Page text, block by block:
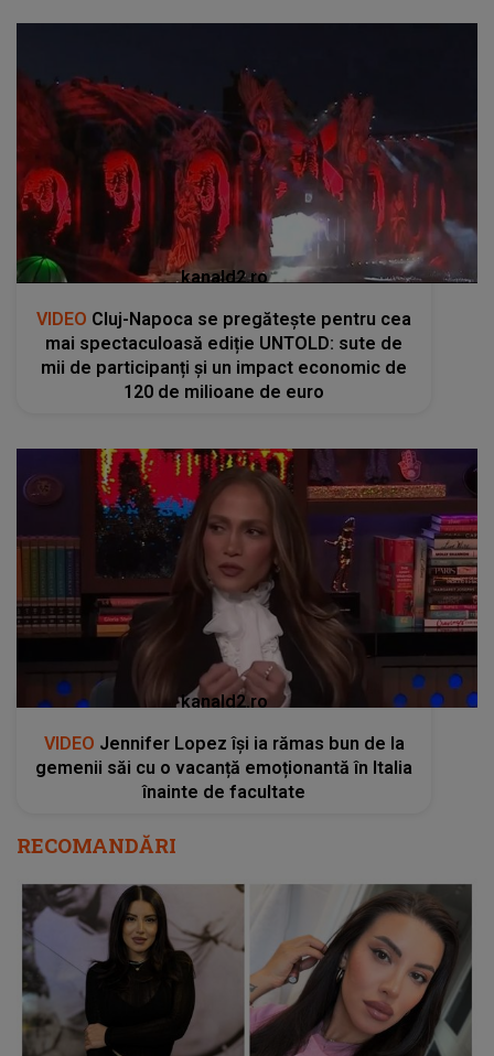
kanald2.ro
VIDEOCluj-Napoca se pregătește pentru cea
mai spectaculoasă ediție UNTOLD: sute de
mii de participanți și un impact economic de
120 de milioane de euro
kanald2.ro
VIDEO
Jennifer Lopez își ia rămas bun de la
gemenii săi cu o vacanță emoționantă în Italia
înainte de facultate
RECOMANDĂRI
Adevărul despre presupusa sarcină a
Nicoletei Nucă